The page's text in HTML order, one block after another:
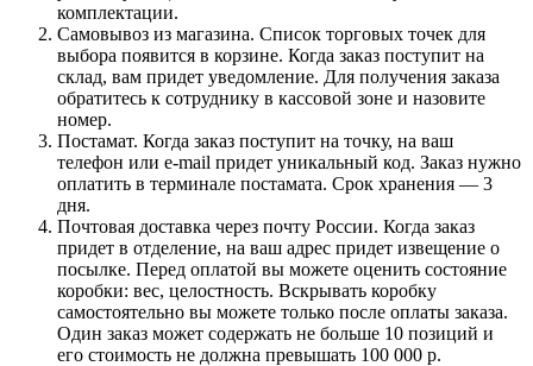
комплектации.
Самовывоз из магазина. Список торговых точек для
выбора появится в корзине. Когда заказ поступит на
склад, вам придет уведомление. Для получения заказа
обратитесь к сотруднику в кассовой зоне и назовите
номер.
Постамат. Когда заказ поступит на точку, на ваш
телефон или e-mail придет уникальный код. Заказ нужно
оплатить в терминале постамата. Срок хранения — 3
дня.
Почтовая доставка через почту России. Когда заказ
придет в отделение, на ваш адрес придет извещение о
посылке. Перед оплатой вы можете оценить состояние
коробки: вес, целостность. Вскрывать коробку
самостоятельно вы можете только после оплаты заказа.
Один заказ может содержать не больше 10 позиций и
его стоимость не должна превышать 100 000 р.